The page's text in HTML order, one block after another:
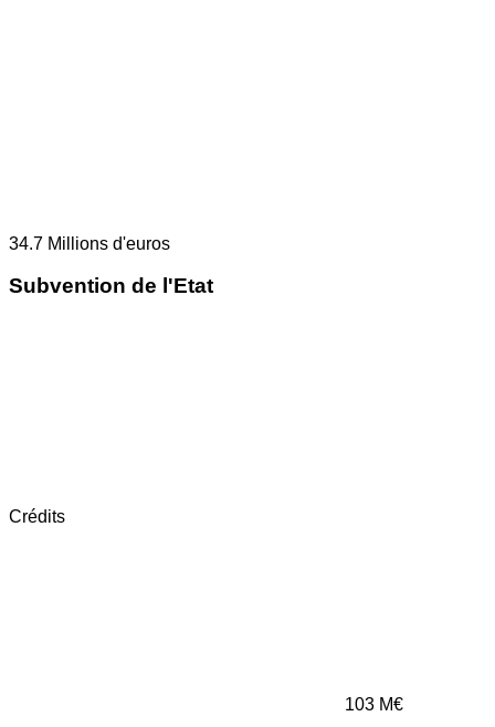
34.7 Millions d'euros
Subvention de l'Etat
Crédits
103 M€